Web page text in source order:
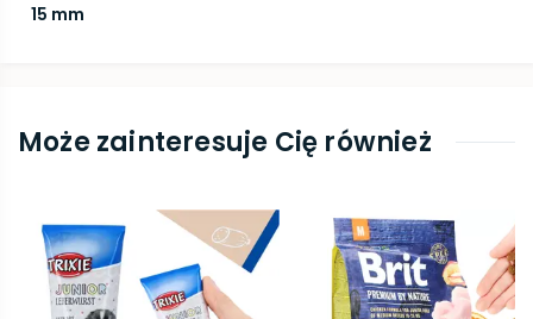
15 mm
Może zainteresuje Cię również